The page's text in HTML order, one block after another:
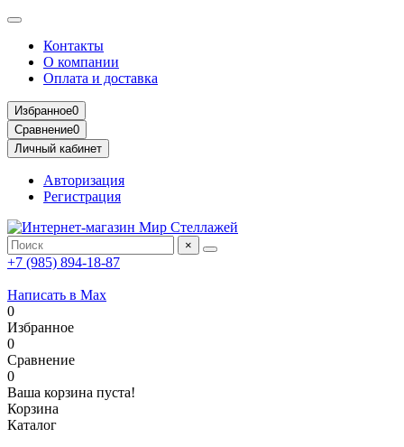
Контакты
О компании
Оплата и доставка
Избранное0
Сравнение0
Личный кабинет
Авторизация
Регистрация
×
+7 (985) 894-18-87
Написать в Max
0
Избранное
0
Сравнение
0
Ваша корзина пуста!
Корзина
Каталог